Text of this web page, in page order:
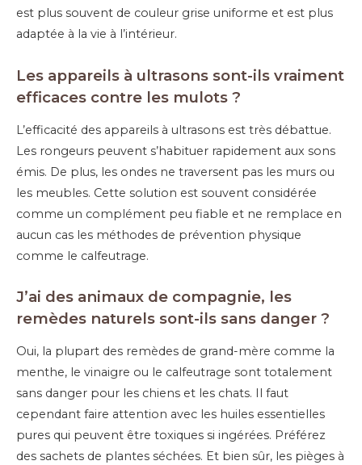
est plus souvent de couleur grise uniforme et est plus
adaptée à la vie à l’intérieur.
Les appareils à ultrasons sont-ils vraiment
efficaces contre les mulots ?
L’efficacité des appareils à ultrasons est très débattue.
Les rongeurs peuvent s’habituer rapidement aux sons
émis. De plus, les ondes ne traversent pas les murs ou
les meubles. Cette solution est souvent considérée
comme un complément peu fiable et ne remplace en
aucun cas les méthodes de prévention physique
comme le calfeutrage.
J’ai des animaux de compagnie, les
remèdes naturels sont-ils sans danger ?
Oui, la plupart des remèdes de grand-mère comme la
menthe, le vinaigre ou le calfeutrage sont totalement
sans danger pour les chiens et les chats. Il faut
cependant faire attention avec les huiles essentielles
pures qui peuvent être toxiques si ingérées. Préférez
des sachets de plantes séchées. Et bien sûr, les pièges à